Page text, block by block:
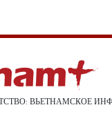
ВЬЕТНАМСКОЕ